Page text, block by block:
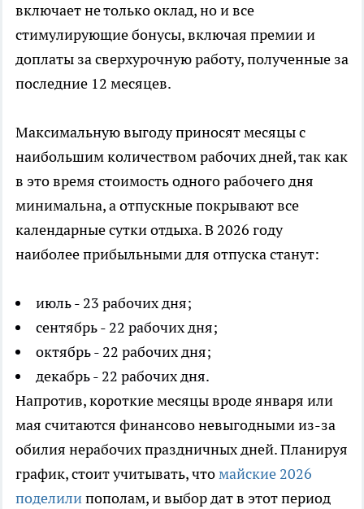
включает не только оклад, но и все
стимулирующие бонусы, включая премии и
доплаты за сверхурочную работу, полученные за
последние 12 месяцев.
Максимальную выгоду приносят месяцы с
наибольшим количеством рабочих дней, так как
в это время стоимость одного рабочего дня
минимальна, а отпускные покрывают все
календарные сутки отдыха. В 2026 году
наиболее прибыльными для отпуска станут:
июль - 23 рабочих дня;
сентябрь - 22 рабочих дня;
октябрь - 22 рабочих дня;
декабрь - 22 рабочих дня.
Напротив, короткие месяцы вроде января или
мая считаются финансово невыгодными из-за
обилия нерабочих праздничных дней. Планируя
график, стоит учитывать, чтомайские 2026
поделилипополам, и выбор дат в этот период